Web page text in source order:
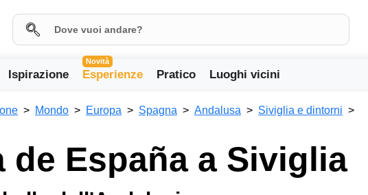
Ispirazione
Novità
Esperienze Pratico Luoghi vicini
Mondo Europa Spagna Andalusa Siviglia e dintorni
de España a Siviglia